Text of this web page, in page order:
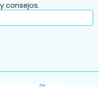
consejos.